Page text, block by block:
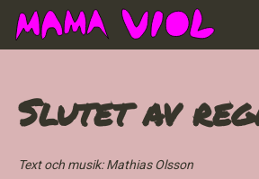
Slutet av
Text och musik: Mathias Olsson